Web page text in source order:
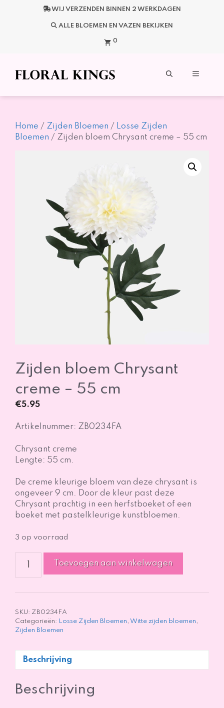
WIJ VERZENDEN BINNEN 2 WERKDAGEN
ALLE BLOEMEN EN VAZEN BEKIJKEN
0
Menu
Home / Zijden Bloemen / Losse Zijden
Bloemen / Zijden bloem Chrysant creme – 55 cm
Zijden bloem Chrysant
creme – 55 cm
€5.95
Artikelnummer: ZB0234FA
Chrysant creme
Lengte: 55 cm.
De creme kleurige bloem van deze chrysant is
ongeveer 9 cm. Door de kleur past deze
Chrysant prachtig in een herfstboeket of een
boeket met pastelkleurige kunstbloemen.
3 op voorraad
bloem
Chrysant
55
cm
aantal
Toevoegen aan winkelwagen
SKU: ZB0234FA
Categorieën: Losse Zijden Bloemen, Witte zijden bloemen,
Zijden Bloemen
Beschrijving
Beschrijving